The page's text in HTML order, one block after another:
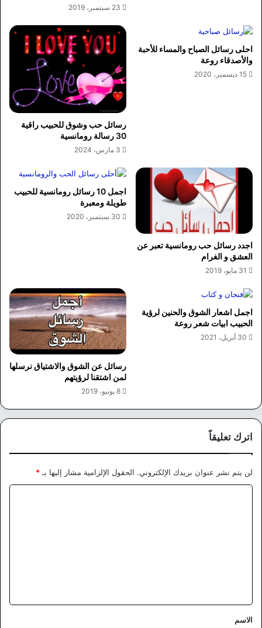
23 سبتمبر، 2019
احلى رسائل الصباح والمساء للأحبة
والأصدقاء روعة
15 ديسمبر، 2020
رسائل حب وشوق للحبيب راقية
30 رسالة رومانسية
3 مارس، 2024
اجدد رسائل حب رومانسية تعبر عن
العشق و الغرام
31 مايو، 2019
اجمل 10 رسائل رومانسية للحبيب
طويلة ومعبرة
30 سبتمبر، 2020
اجمل اشعار الشوق والحنين لرؤية
الحبيب ابيات شعر روعة
30 أبريل، 2021
رسائل عن الشوق والاشتياق نرسلها
لمن اشتقنا لرؤيتهم
8 يونيو، 2019
اترك تعليقاً
لن يتم نشر عنوان بريدك الإلكتروني. الحقول الإلزامية مشار إليها بـ *
*
الاسم